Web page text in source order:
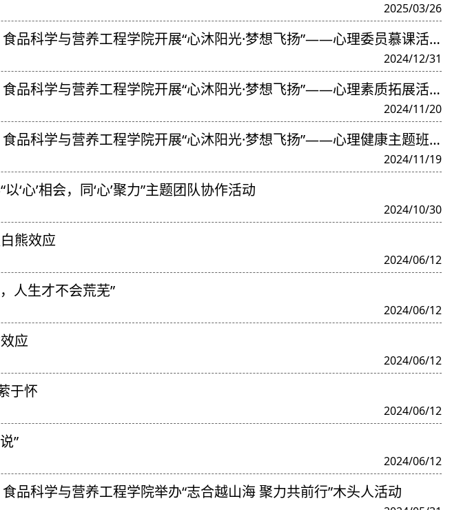
2025/03/26
品科学与营养工程学院开展“心沐阳光·梦想飞扬”——心理委员慕课活动
2024/12/31
品科学与营养工程学院开展“心沐阳光·梦想飞扬”——心理素质拓展活动
2024/11/20
品科学与营养工程学院开展“心沐阳光·梦想飞扬”——心理健康主题班会
2024/11/19
‘心’相会，同‘心’聚力”主题团队协作活动
2024/10/30
熊效应
2024/06/12
人生才不会荒芜”
2024/06/12
应
2024/06/12
于怀
2024/06/12
”
2024/06/12
品科学与营养工程学院举办“志合越山海 聚力共前行”木头人活动